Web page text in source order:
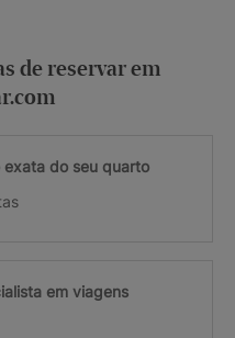
de reservar em
exata do seu quarto
em viagens